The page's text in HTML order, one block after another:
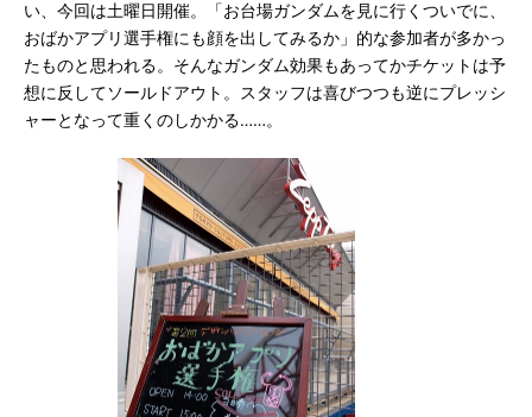
い、今回は土曜日開催。「お台場ガンダムを見に行くついでに、
おばかアプリ選手権にも顔を出してみるか」的な参加者が多かっ
たものと思われる。そんなガンダム効果もあってかチケットは予
想に反してソールドアウト。スタッフは喜びつつも逆にプレッシ
ャーとなって重くのしかかる……。